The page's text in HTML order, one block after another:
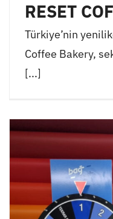
RESET
Türkiye’nin
Coffee Bakery,
[...]